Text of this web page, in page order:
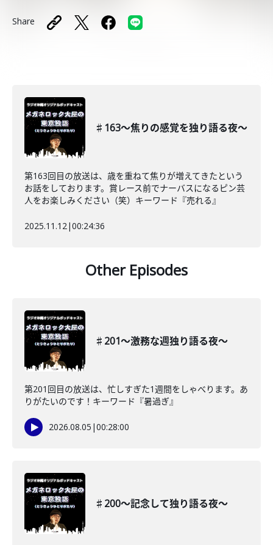
Share
♯163〜焦りの感覚を独り語る夜〜
第163回目の放送は、歳を重ねて焦りが増えてきたという
お話をしております。賞レース前でナーバスになるピン芸
人をお楽しみください（笑）キーワード『売れる』
2025.11.12|00:24:36
Other Episodes
♯201〜激務な週独り語る夜〜
第201回目の放送は、忙しすぎた1週間をしゃべります。あ
りがたいのです！キーワード『暑過ぎ』
2026.08.05 |00:28:00
♯200〜記念して独り語る夜〜